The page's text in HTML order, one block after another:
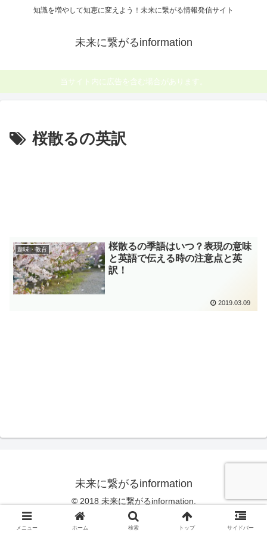
知識を増やして知恵に変えよう！未来に繋がる情報発信サイト
未来に繋がるinformation
当サイト内に広告を含む場合があります。
桜散るの英訳
趣味・教育
桜散るの季語はいつ？表現の意味
と英語で伝える時の注意点と英
訳！
2019.03.09
未来に繋がるinformation
© 2018 未来に繋がるinformation.
メニュー ホーム 検索 トップ サイドバー